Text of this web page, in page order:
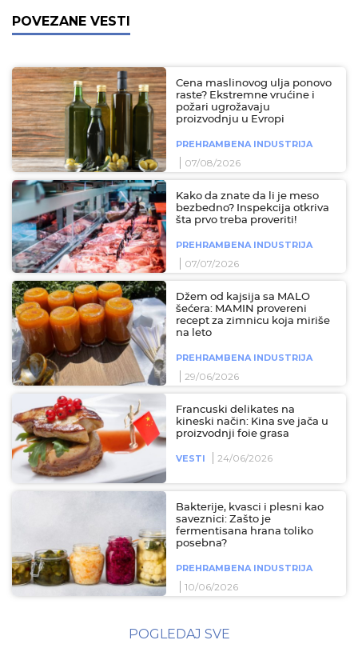
POVEZANE VESTI
Cena maslinovog ulja ponovo
raste? Ekstremne vrućine i
požari ugrožavaju
proizvodnju u Evropi
PREHRAMBENA INDUSTRIJA
07/08/2026
Kako da znate da li je meso
bezbedno? Inspekcija otkriva
šta prvo treba proveriti!
PREHRAMBENA INDUSTRIJA
07/07/2026
Džem od kajsija sa MALO
šećera: MAMIN provereni
recept za zimnicu koja miriše
na leto
PREHRAMBENA INDUSTRIJA
29/06/2026
Francuski delikates na
kineski način: Kina sve jača u
proizvodnji foie grasa
VESTI 24/06/2026
Bakterije, kvasci i plesni kao
saveznici: Zašto je
fermentisana hrana toliko
posebna?
PREHRAMBENA INDUSTRIJA
10/06/2026
POGLEDAJ SVE